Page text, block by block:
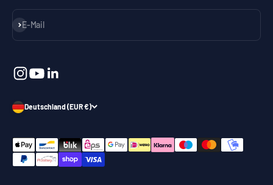
E-Mail
Abonnieren
Deutschland (EUR €)